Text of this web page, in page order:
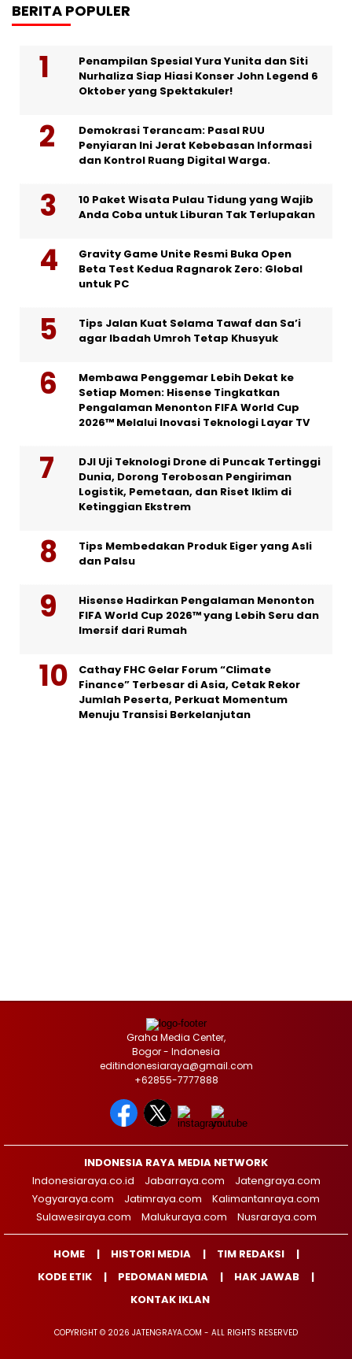
BERITA POPULER
Penampilan Spesial Yura Yunita dan Siti
Nurhaliza Siap Hiasi Konser John Legend 6
Oktober yang Spektakuler!
Demokrasi Terancam: Pasal RUU
Penyiaran Ini Jerat Kebebasan Informasi
dan Kontrol Ruang Digital Warga.
10 Paket Wisata Pulau Tidung yang Wajib
Anda Coba untuk Liburan Tak Terlupakan
Gravity Game Unite Resmi Buka Open
Beta Test Kedua Ragnarok Zero: Global
untuk PC
Tips Jalan Kuat Selama Tawaf dan Sa’i
agar Ibadah Umroh Tetap Khusyuk
Membawa Penggemar Lebih Dekat ke
Setiap Momen: Hisense Tingkatkan
Pengalaman Menonton FIFA World Cup
2026™ Melalui Inovasi Teknologi Layar TV
DJI Uji Teknologi Drone di Puncak Tertinggi
Dunia, Dorong Terobosan Pengiriman
Logistik, Pemetaan, dan Riset Iklim di
Ketinggian Ekstrem
Tips Membedakan Produk Eiger yang Asli
dan Palsu
Hisense Hadirkan Pengalaman Menonton
FIFA World Cup 2026™ yang Lebih Seru dan
Imersif dari Rumah
Cathay FHC Gelar Forum “Climate
Finance” Terbesar di Asia, Cetak Rekor
Jumlah Peserta, Perkuat Momentum
Menuju Transisi Berkelanjutan
Graha Media Center,
Bogor - Indonesia
editindonesiaraya@gmail.com
+62855-7777888
INDONESIA RAYA MEDIA NETWORK
Indonesiaraya.co.id
Jabarraya.com
Jatengraya.com
Yogyaraya.com
Jatimraya.com
Kalimantanraya.com
Sulawesiraya.com
Malukuraya.com Nusraraya.com
HOME HISTORI MEDIA
TIM REDAKSI
KODE ETIK
PEDOMAN MEDIA
HAK JAWAB
KONTAK IKLAN
COPYRIGHT © 2026 JATENGRAYA.COM - ALL RIGHTS RESERVED